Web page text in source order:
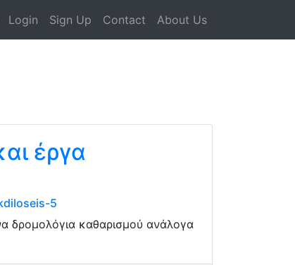
Login Sign Up Contact About Us
έργα
5
δρομολόγια καθαρισμού ανάλογα